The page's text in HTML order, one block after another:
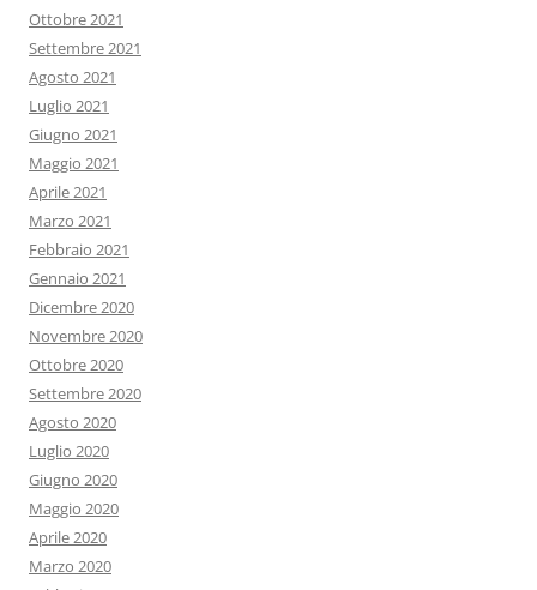
Ottobre 2021
Settembre 2021
Agosto 2021
Luglio 2021
Giugno 2021
Maggio 2021
Aprile 2021
Marzo 2021
Febbraio 2021
Gennaio 2021
Dicembre 2020
Novembre 2020
Ottobre 2020
Settembre 2020
Agosto 2020
Luglio 2020
Giugno 2020
Maggio 2020
Aprile 2020
Marzo 2020